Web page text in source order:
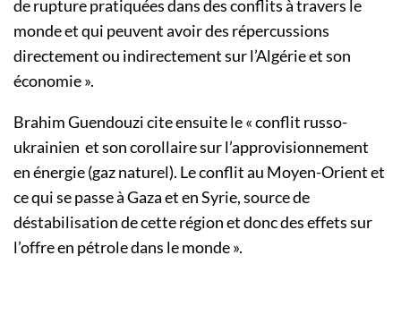
de rupture pratiquées dans des conflits à travers le
monde et qui peuvent avoir des répercussions
directement ou indirectement sur l’Algérie et son
économie ».
Brahim Guendouzi cite ensuite le « conflit russo-
ukrainien et son corollaire sur l’approvisionnement
en énergie (gaz naturel). Le conflit au Moyen-Orient et
ce qui se passe à Gaza et en Syrie, source de
déstabilisation de cette région et donc des effets sur
l’offre en pétrole dans le monde ».